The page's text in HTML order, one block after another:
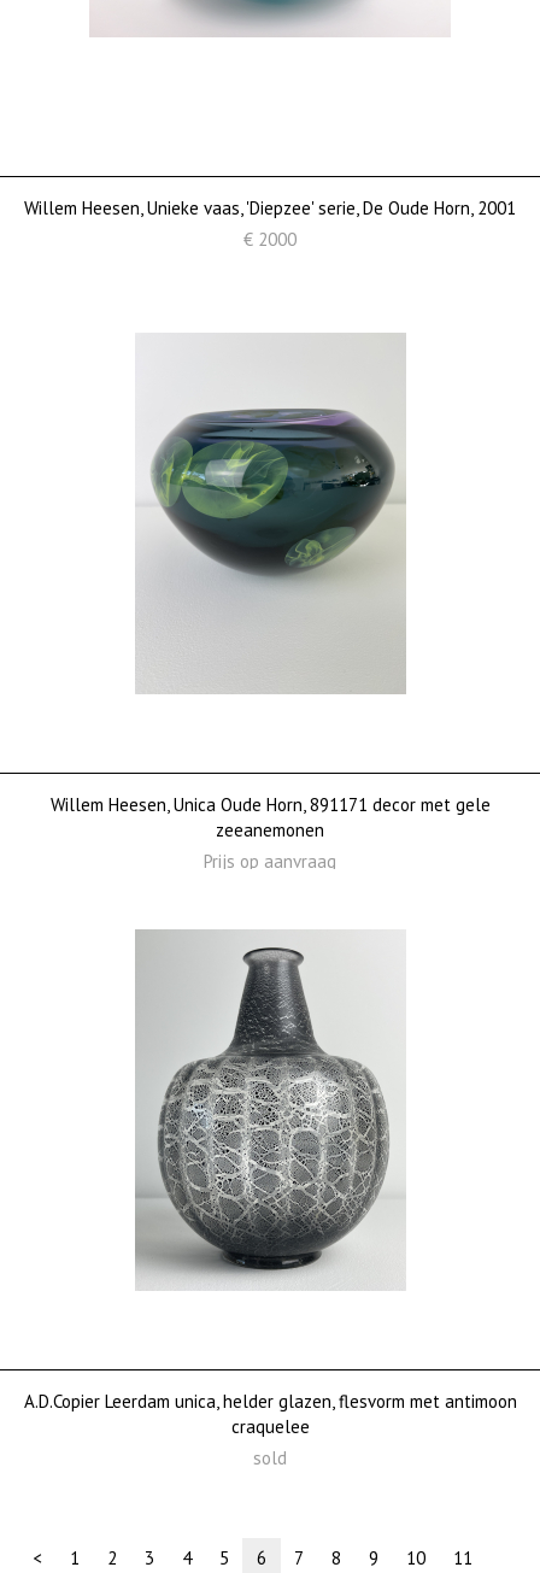
Willem Heesen, Unieke vaas, 'Diepzee' serie, De Oude Horn, 2001
€ 2000
Willem Heesen, Unica Oude Horn, 891171 decor met gele
zeeanemonen
Prijs op aanvraag
A.D.Copier Leerdam unica, helder glazen, flesvorm met antimoon
craquelee
sold
< 1 2 3 4 5 6 (current)
7 8 9 10
11